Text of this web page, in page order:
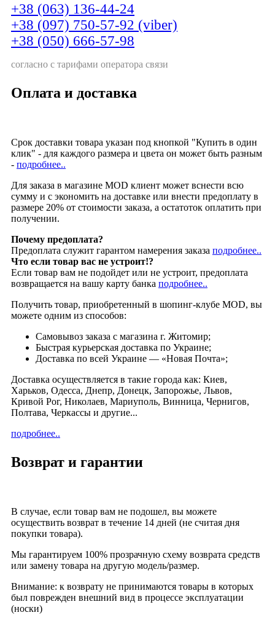
+38 (063) 136-44-24
+38 (097) 750-57-92 (viber)
+38 (050) 666-57-98
согласно с тарифами оператора связи
Оплата и доставка
Срок доставки товара указан под кнопкой "Купить в один
клик" - для каждого размера и цвета он может быть разным
- подробнее..
Для заказа в магазине MOD клиент может вснести всю
сумму и с экономить на доставке или внести предоплату в
размере 20% от стоимости заказа, а остатоток оплатить при
получении.
Почему предоплата?
Предоплата служит гарантом намерения заказа подробнее..
Что если товар вас не устроит!?
Если товар вам не подойдет или не устроит, предоплата
возвращается на вашу карту банка подробнее..
Получить товар, приобретенный в шопинг-клубе MOD, вы
можете одним из способов:
Cамовывоз заказа с магазина г. Житомир;
Быстрая курьерская доставка по Украине;
Доставка по всей Украине — «Новая Почта»;
Доставка осуществляется в такие города как: Киев,
Харьков, Одесса, Днепр, Донецк, Запорожье, Львов,
Кривой Рог, Николаев, Мариуполь, Винница, Чернигов,
Полтава, Черкассы и другие...
подробнее..
Возврат и гарантии
В случае, если товар вам не подошел, вы можете
осуществить возврат в течение 14 дней (не считая дня
покупки товара).
Мы гарантируем 100% прозрачную схему возврата средств
или замену товара на другую модель/размер.
Внимание: к возврату не принимаются товары в которых
был поврежден внешний вид в процессе эксплуатации
(носки)